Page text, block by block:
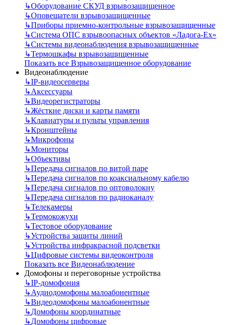
↳Оборудование СКУД взрывозащищенное
↳Оповещатели взрывозащищенные
↳Приборы приемно-контрольные взрывозащищенные
↳Система ОПС взрывоопасных объектов «Ладога-Ex»
↳Системы видеонаблюдения взрывозащищенные
↳Термошкафы взрывозащищенные
Показать все Взрывозащищенное оборудование
Видеонаблюдение
↳IP-видеосерверы
↳Аксессуары
↳Видеорегистраторы
↳Жёсткие диски и карты памяти
↳Клавиатуры и пульты управления
↳Кронштейны
↳Микрофоны
↳Мониторы
↳Объективы
↳Передача сигналов по витой паре
↳Передача сигналов по коаксиальному кабелю
↳Передача сигналов по оптоволокну
↳Передача сигналов по радиоканалу
↳Телекамеры
↳Термокожухи
↳Тестовое оборудование
↳Устройства защиты линий
↳Устройства инфракрасной подсветки
↳Цифровые системы видеоконтроля
Показать все Видеонаблюдение
Домофоны и переговорные устройства
↳IP-домофония
↳Аудиодомофоны малоабонентные
↳Видеодомофоны малоабонентные
↳Домофоны координатные
↳Домофоны цифровые